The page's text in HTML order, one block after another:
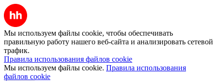
Мы используем файлы cookie, чтобы обеспечивать
правильную работу нашего веб-сайта и анализировать сетевой
трафик.
Правила использования файлов cookie
Мы используем файлы cookie. Правила использования
файлов cookie